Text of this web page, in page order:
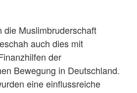
die Muslimbruderschaft
auch dies mit
der
Bewegung in Deutschland.
eine einflussreiche